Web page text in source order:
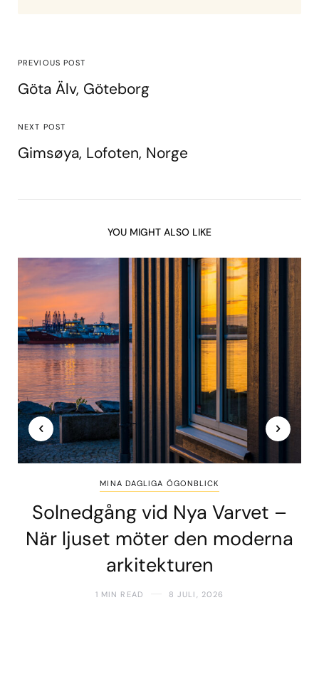
PREVIOUS POST
Göta Älv, Göteborg
NEXT POST
Gimsøya, Lofoten, Norge
YOU MIGHT ALSO LIKE
MINA DAGLIGA ÖGONBLICK
Solnedgång vid Nya Varvet –
När ljuset möter den moderna
arkitekturen
1 MIN READ 8 JULI, 2026